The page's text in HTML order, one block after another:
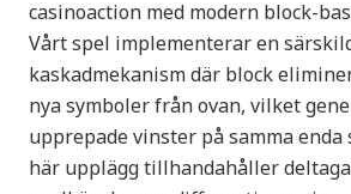
casinoaction med modern block-
Vårt spel implementerar en
kaskadmekanism där block
nya symboler från ovan, vilket
upprepade vinster på samma enda
här upplägg tillhandahåller